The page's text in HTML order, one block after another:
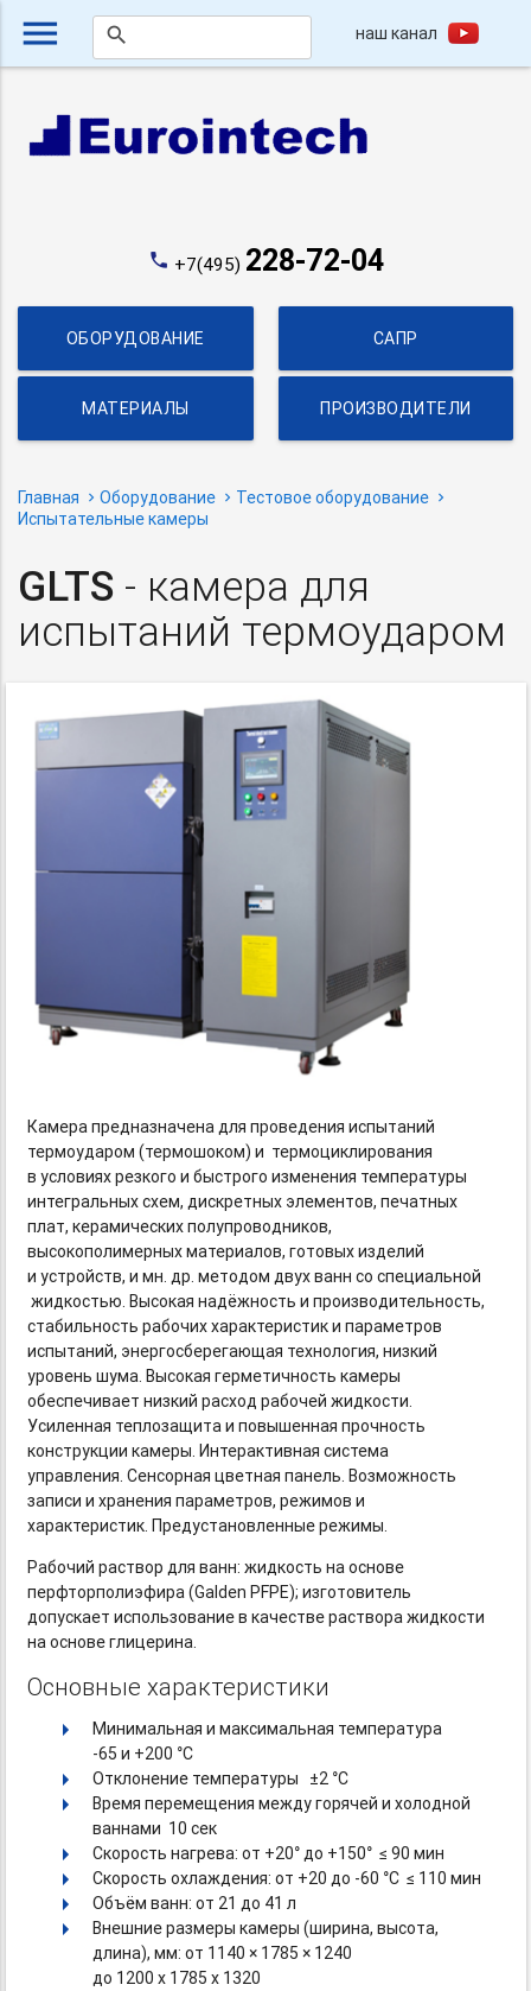
menu search наш канал
phone +7(495) 228-72-04
ОБОРУДОВАНИЕ САПР
МАТЕРИАЛЫ ПРОИЗВОДИТЕЛИ
Главная Оборудование
Тестовое оборудование
Испытательные камеры
GLTS - камера для
испытаний термоударом
Камера предназначена для проведения испытаний
термоударом (термошоком) и термоциклирования
в условиях резкого и быстрого изменения температуры
интегральных схем, дискретных элементов, печатных
плат, керамических полупроводников,
высокополимерных материалов, готовых изделий
и устройств, и мн. др. методом двух ванн со специальной
жидкостью. Высокая надёжность и производительность,
стабильность рабочих характеристик и параметров
испытаний, энергосберегающая технология, низкий
уровень шума. Высокая герметичность камеры
обеспечивает низкий расход рабочей жидкости.
Усиленная теплозащита и повышенная прочность
конструкции камеры. Интерактивная система
управления. Сенсорная цветная панель. Возможность
записи и хранения параметров, режимов и
характеристик. Предустановленные режимы.
Рабочий раствор для ванн: жидкость на основе
перфторполиэфира (Galden PFPE); изготовитель
допускает использование в качестве раствора жидкости
на основе глицерина.
Основные характеристики
Минимальная и максимальная температура
-65 и +200 °C
Отклонение температуры ±2 °С
Время перемещения между горячей и холодной
ваннами 10 сек
Скорость нагрева: от +20° до +150° ≤ 90 мин
Скорость охлаждения: от +20до -60 °C ≤ 110 мин
Объём ванн: от 21 до 41 л
Внешние размеры камеры (ширина, высота,
длина), мм: от 1140 × 1785 × 1240
до 1200 х 1785 х 1320